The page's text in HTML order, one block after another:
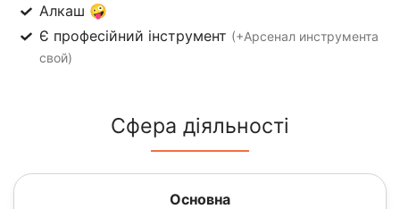
Алкаш 🤪
Є професійний інструмент (+Арсенал инструмента
свой)
Сфера діяльності
Основна